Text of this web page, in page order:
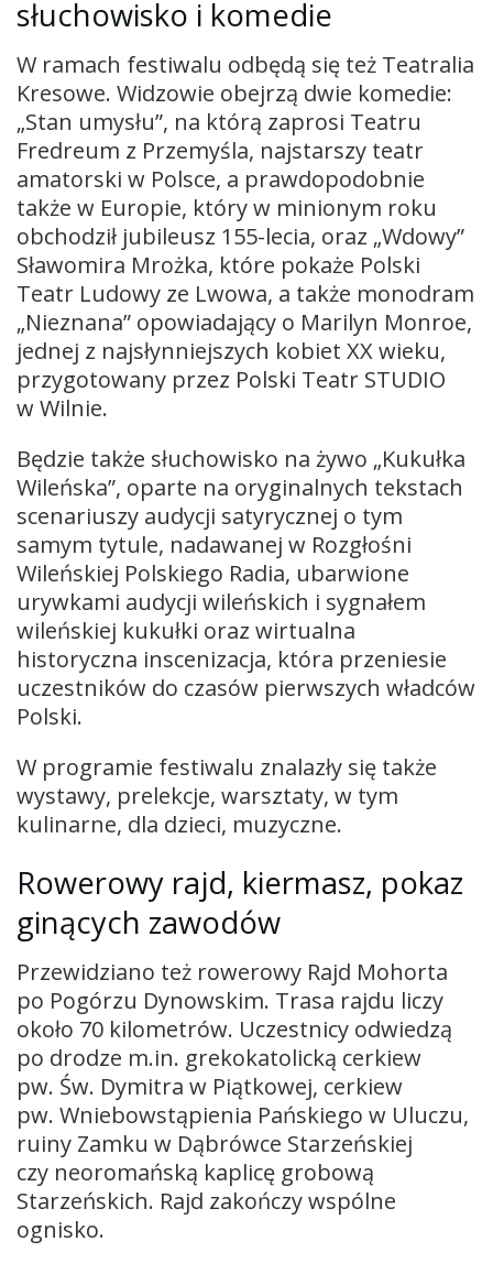
słuchowisko i komedie
W ramach festiwalu odbędą się też Teatralia
Kresowe. Widzowie obejrzą dwie komedie:
„Stan umysłu”, na którą zaprosi Teatru
Fredreum z Przemyśla, najstarszy teatr
amatorski w Polsce, a prawdopodobnie
także w Europie, który w minionym roku
obchodził jubileusz 155-lecia, oraz „Wdowy”
Sławomira Mrożka, które pokaże Polski
Teatr Ludowy ze Lwowa, a także monodram
„Nieznana” opowiadający o Marilyn Monroe,
jednej z najsłynniejszych kobiet XX wieku,
przygotowany przez Polski Teatr STUDIO
w Wilnie.
Będzie także słuchowisko na żywo „Kukułka
Wileńska”, oparte na oryginalnych tekstach
scenariuszy audycji satyrycznej o tym
samym tytule, nadawanej w Rozgłośni
Wileńskiej Polskiego Radia, ubarwione
urywkami audycji wileńskich i sygnałem
wileńskiej kukułki oraz wirtualna
historyczna inscenizacja, która przeniesie
uczestników do czasów pierwszych władców
Polski.
W programie festiwalu znalazły się także
wystawy, prelekcje, warsztaty, w tym
kulinarne, dla dzieci, muzyczne.
Rowerowy rajd, kiermasz, pokaz
ginących zawodów
Przewidziano też rowerowy Rajd Mohorta
po Pogórzu Dynowskim. Trasa rajdu liczy
około 70 kilometrów. Uczestnicy odwiedzą
po drodze m.in. grekokatolicką cerkiew
pw. Św. Dymitra w Piątkowej, cerkiew
pw. Wniebowstąpienia Pańskiego w Uluczu,
ruiny Zamku w Dąbrówce Starzeńskiej
czy neoromańską kaplicę grobową
Starzeńskich. Rajd zakończy wspólne
ognisko.